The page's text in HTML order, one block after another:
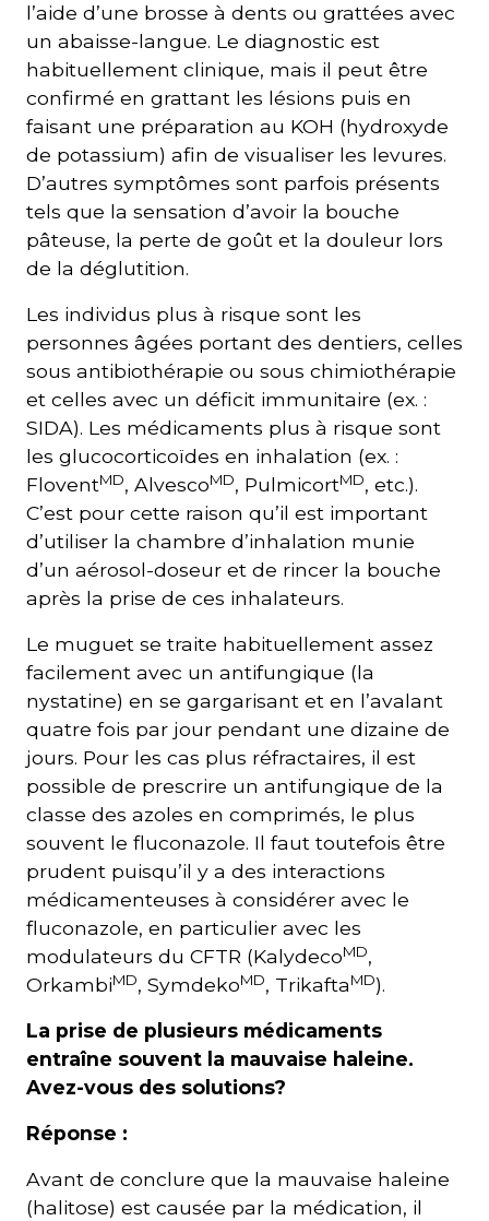
l’aide d’une brosse à dents ou grattées avec
un abaisse-langue. Le diagnostic est
habituellement clinique, mais il peut être
confirmé en grattant les lésions puis en
faisant une préparation au KOH (hydroxyde
de potassium) afin de visualiser les levures.
D’autres symptômes sont parfois présents
tels que la sensation d’avoir la bouche
pâteuse, la perte de goût et la douleur lors
de la déglutition.
Les individus plus à risque sont les
personnes âgées portant des dentiers, celles
sous antibiothérapie ou sous chimiothérapie
et celles avec un déficit immunitaire (ex. :
SIDA). Les médicaments plus à risque sont
les glucocorticoïdes en inhalation (ex. :
FloventMD, AlvescoMD, PulmicortMD, etc.).
C’est pour cette raison qu’il est important
d’utiliser la chambre d’inhalation munie
d’un aérosol-doseur et de rincer la bouche
après la prise de ces inhalateurs.
Le muguet se traite habituellement assez
facilement avec un antifungique (la
nystatine) en se gargarisant et en l’avalant
quatre fois par jour pendant une dizaine de
jours. Pour les cas plus réfractaires, il est
possible de prescrire un antifungique de la
classe des azoles en comprimés, le plus
souvent le fluconazole. Il faut toutefois être
prudent puisqu’il y a des interactions
médicamenteuses à considérer avec le
fluconazole, en particulier avec les
modulateurs du CFTR (KalydecoMD,
OrkambiMD, SymdekoMD, TrikaftaMD).
La prise de plusieurs médicaments
entraîne souvent la mauvaise haleine.
Avez-vous des solutions?
Réponse :
Avant de conclure que la mauvaise haleine
(halitose) est causée par la médication, il